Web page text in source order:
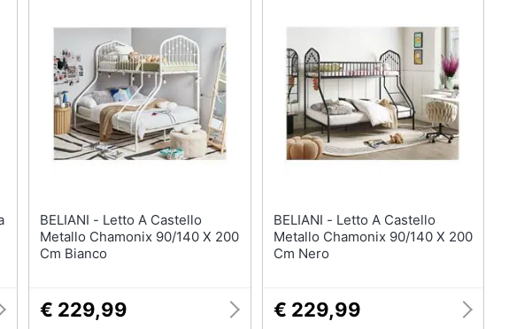
Vedi tutti
BELIANI - Letto A Castello
Metallo Chamonix 90/140 X 200
Cm Bianco
€ 229,99
BELIANI - Letto A Castello
Metallo Chamonix 90/140 X 200
Cm Nero
€ 229,99